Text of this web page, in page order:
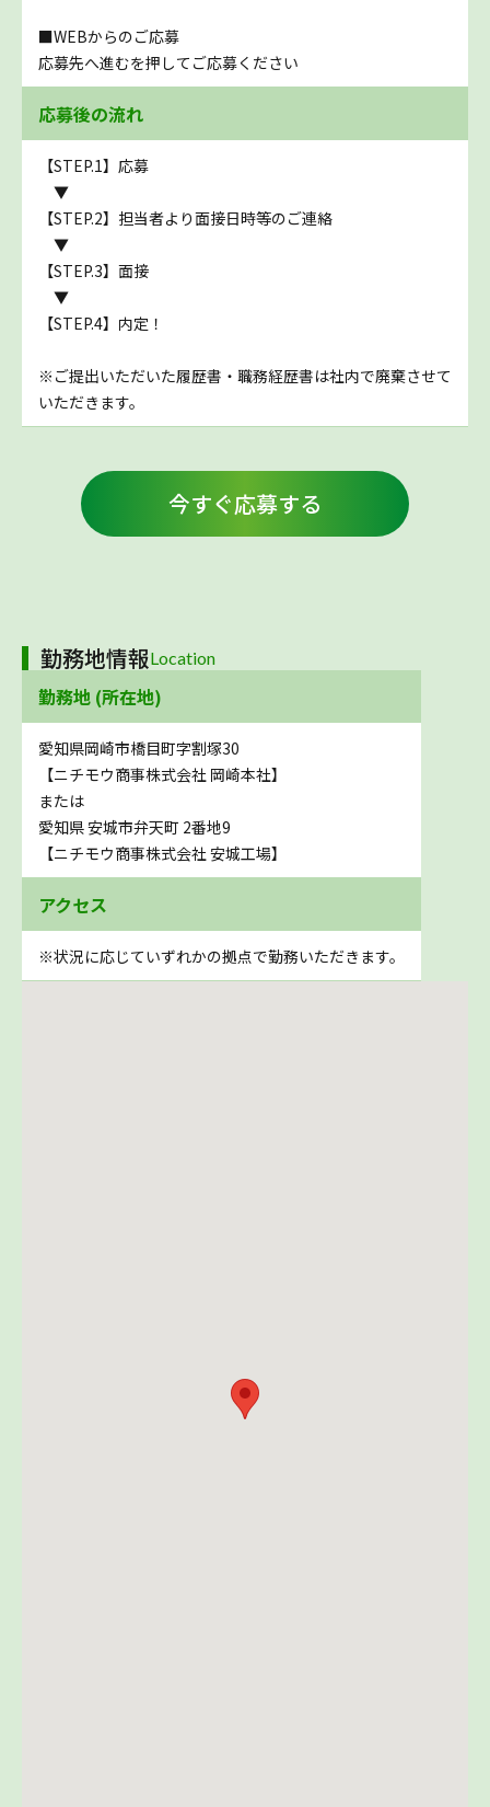
■WEBからのご応募
応募先へ進むを押してご応募ください
応募後の流れ
【STEP.1】応募
▼
【STEP.2】担当者より面接日時等のご連絡
▼
【STEP.3】面接
▼
【STEP.4】内定！
※ご提出いただいた履歴書・職務経歴書は社内で廃棄させて
いただきます。
今すぐ応募する
勤務地情報Location
勤務地 (所在地)
愛知県岡崎市橋目町字割塚30
【ニチモウ商事株式会社 岡崎本社】
または
愛知県 安城市弁天町 2番地9
【ニチモウ商事株式会社 安城工場】
アクセス
※状況に応じていずれかの拠点で勤務いただきます。